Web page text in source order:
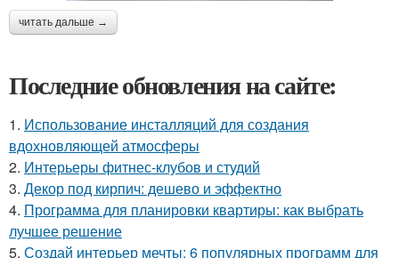
читать дальше →
Последние обновления на сайте:
1. Использование инсталляций для создания
вдохновляющей атмосферы
2. Интерьеры фитнес-клубов и студий
3. Декор под кирпич: дешево и эффектно
4. Программа для планировки квартиры: как выбрать
лучшее решение
5. Создай интерьер мечты: 6 популярных программ для